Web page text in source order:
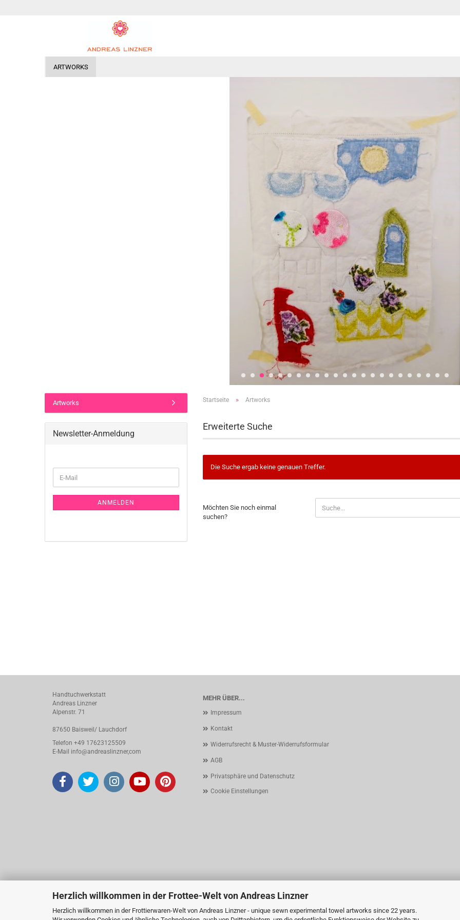
Herzlich willkommen in der Frottee-Welt von Andreas Linzner
Herzlich willkommen in der Frottierwaren-Welt von Andreas Linzner - unique sewn experimental towel artworks since 22 years.
ARTWORKS
Startseite » Artworks
Erweiterte Suche
Die Suche ergab keine genauen Treffer.
SIE
NOCH
Möchten Sie noch einmal
suchen?
Artworks
Newsletter-Anmeldung
ZUR
E-
Mail
ANMELDEN
MEHR ÜBER...
Impressum
Kontakt
Widerrufsrecht & Muster-Widerrufsformular
AGB
Privatsphäre und Datenschutz
Cookie Einstellungen
Handtuchwerkstatt
Andreas Linzner
Alpenstr. 71
87650 Baisweil/ Lauchdorf
Telefon +49 17623125509
E-Mail info@andreaslinzner,com
Vertrag widerrufen